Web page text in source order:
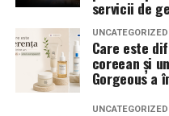
Acces mai bun la
Reducerea
endometriom
Sistem de
Invertor
Dimensiune
metri
servicii de
UNCATEGORIZED
Care este
coreean și
Gorgeous a
UNCATEGORIZED